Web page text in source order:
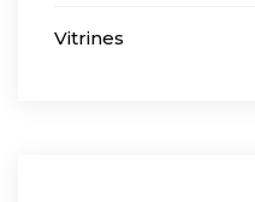
Vitrines